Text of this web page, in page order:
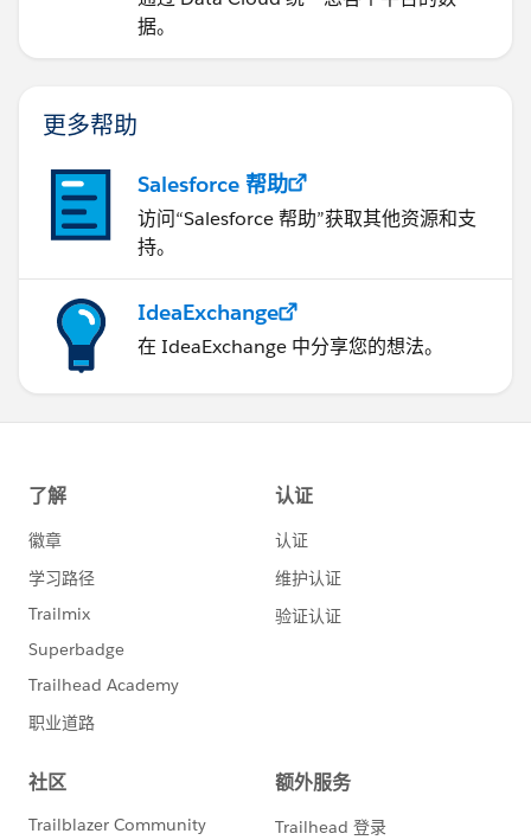
据。
更多帮助
Salesforce 帮助
访问“Salesforce 帮助”获取其他资源和支
持。
IdeaExchange
在 IdeaExchange 中分享您的想法。